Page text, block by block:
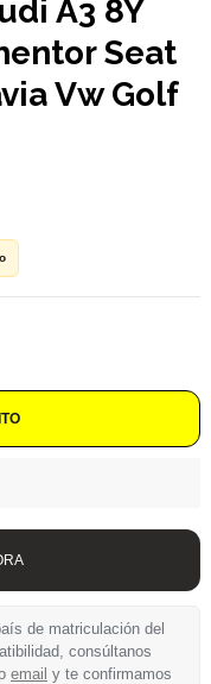
A3 8Y
Seat
Vw Golf
de matriculación del
consúltanos
email y te confirmamos